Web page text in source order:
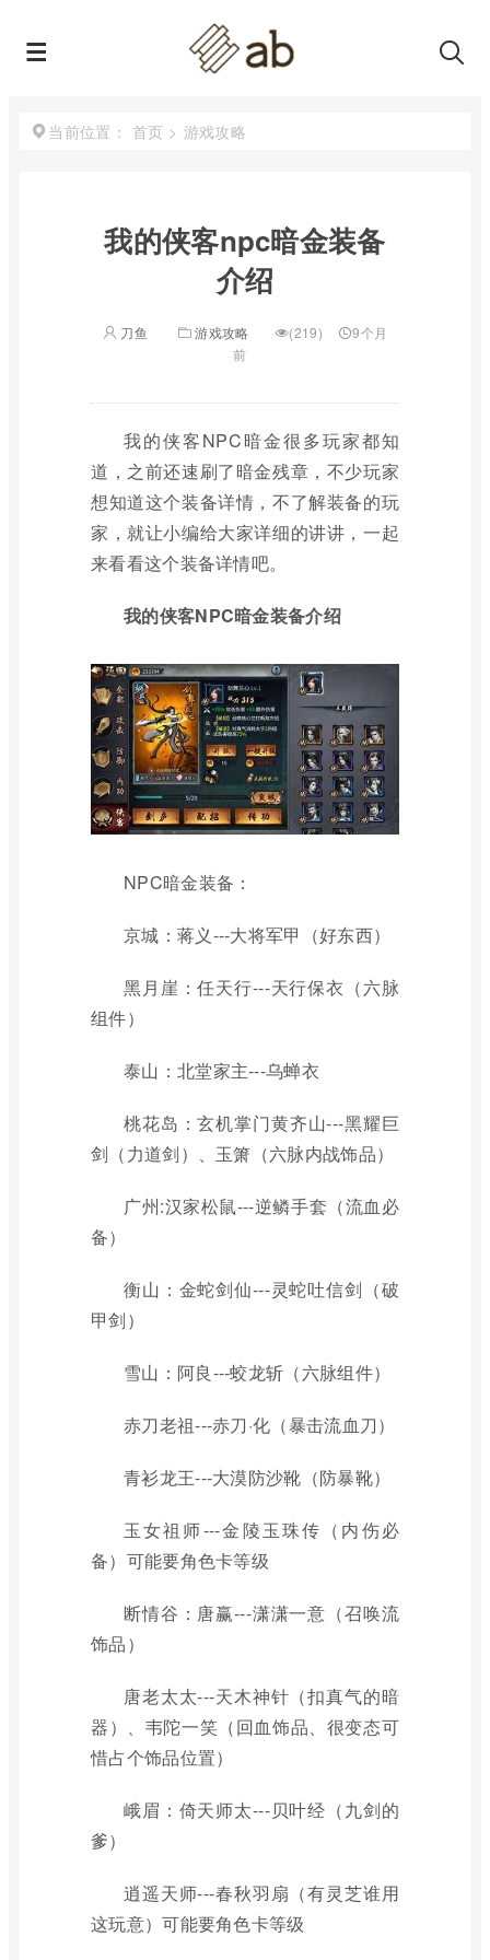
当前位置： 首页 > 游戏攻略
我的侠客npc暗金装备
介绍
刀鱼 游戏攻略 (219)
9个月
前
我的侠客NPC暗金很多玩家都知
道，之前还速刷了暗金残章，不少玩家
想知道这个装备详情，不了解装备的玩
家，就让小编给大家详细的讲讲，一起
来看看这个装备详情吧。
我的侠客NPC暗金装备介绍
NPC暗金装备：
京城：蒋义---大将军甲（好东西）
黑月崖：任天行---天行保衣（六脉
组件）
泰山：北堂家主---乌蝉衣
桃花岛：玄机掌门黄齐山---黑耀巨
剑（力道剑）、玉箫（六脉内战饰品）
广州:汉家松鼠---逆鳞手套（流血必
备）
衡山：金蛇剑仙---灵蛇吐信剑（破
甲剑）
雪山：阿良---蛟龙斩（六脉组件）
赤刀老祖---赤刀·化（暴击流血刀）
青衫龙王---大漠防沙靴（防暴靴）
玉女祖师---金陵玉珠传（内伤必
备）可能要角色卡等级
断情谷：唐赢---潇潇一意（召唤流
饰品）
唐老太太---天木神针（扣真气的暗
器）、韦陀一笑（回血饰品、很变态可
惜占个饰品位置）
峨眉：倚天师太---贝叶经（九剑的
爹）
逍遥天师---春秋羽扇（有灵芝谁用
这玩意）可能要角色卡等级